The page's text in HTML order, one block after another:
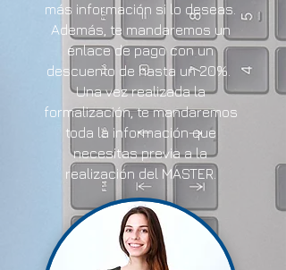
más información si lo deseas.
Además, te mandaremos un
enlace de pago con un
descuento de hasta un 20%.
Una vez realizada la
formalización, te mandaremos
toda la información que
necesitas previa a la
realización del MASTER.